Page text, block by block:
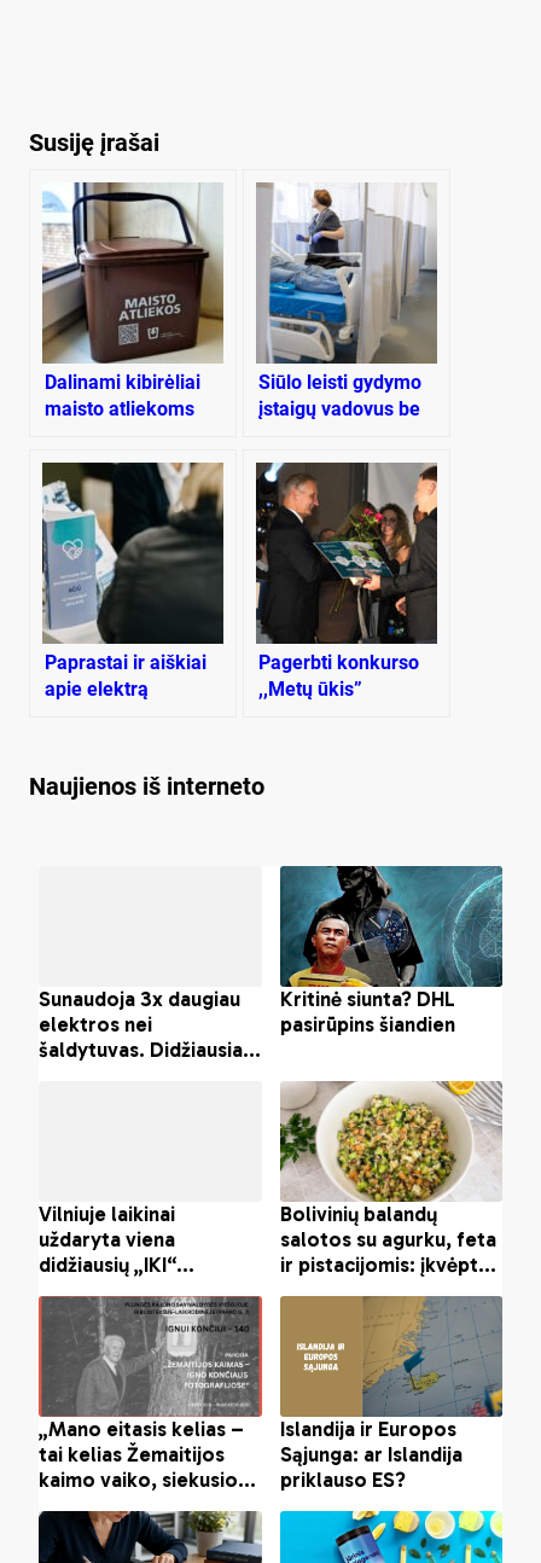
Susiję įrašai
Dalinami kibirėliai
maisto atliekoms
Siūlo leisti gydymo
įstaigų vadovus be
antrai kadencijai
Paprastai ir aiškiai
apie elektrą
Pagerbti konkurso
,,Metų ūkis”
Naujienos iš interneto